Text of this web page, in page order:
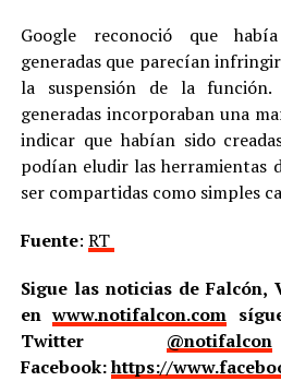
Google reconoció que
generadas que parecían
la suspensión de la función.
generadas incorporaban una
indicar que habían sido
podían eludir las herramientas
ser compartidas como simples
Fuente: RT
Sigue las noticias de Falcón,
enwww.notifalcon.com
Twitter @notifalcon
Facebook:https://